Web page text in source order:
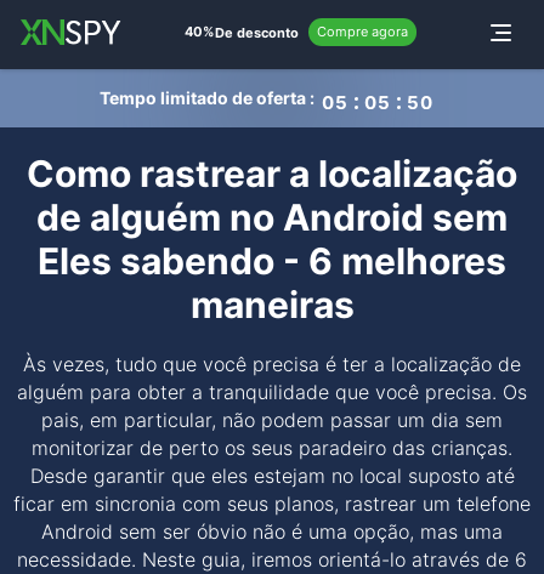
Alternar
40%De desconto Compre agora
Tempo limitado de oferta : 05 05 49
Como rastrear a localização
de alguém no Android sem
Eles sabendo - 6 melhores
maneiras
Às vezes, tudo que você precisa é ter a localização de
alguém para obter a tranquilidade que você precisa. Os
pais, em particular, não podem passar um dia sem
monitorizar de perto os seus paradeiro das crianças.
Desde garantir que eles estejam no local suposto até
ficar em sincronia com seus planos, rastrear um telefone
Android sem ser óbvio não é uma opção, mas uma
necessidade. Neste guia, iremos orientá-lo através de 6